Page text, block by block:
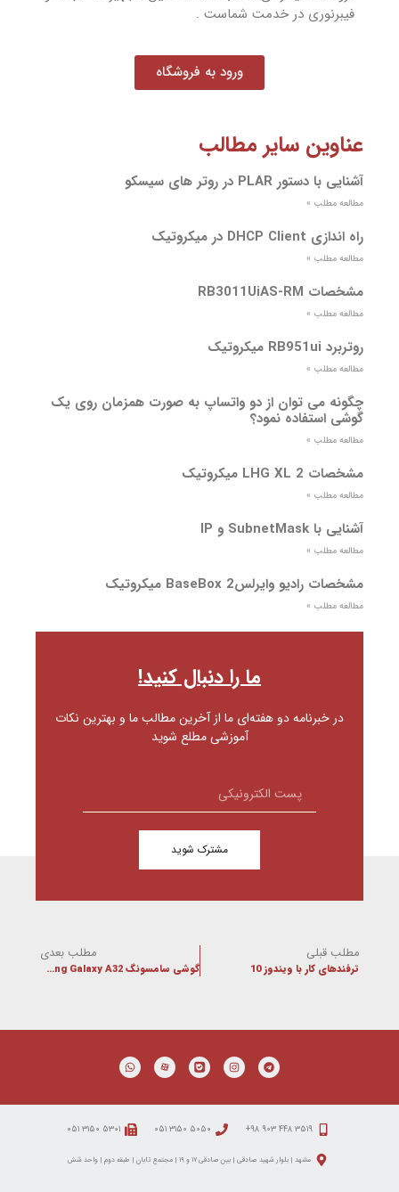
فیبرنوری در خدمت شماست .
ورود به فروشگاه
عناوین سایر مطالب
آشنایی با دستور PLAR در روتر های سیسکو
مطالعه مطلب »
راه اندازی DHCP Client در میکروتیک
مطالعه مطلب »
مشخصات RB3011UiAS-RM
مطالعه مطلب »
روتربرد RB951ui میکروتیک
مطالعه مطلب »
چگونه می توان از دو واتساپ به صورت همزمان روی یک
گوشی استفاده نمود؟
مطالعه مطلب »
مشخصات LHG XL 2 میکروتیک
مطالعه مطلب »
آشنایی با SubnetMask و IP
مطالعه مطلب »
مشخصات رادیو وایرلسBaseBox 2 میکروتیک
مطالعه مطلب »
ما را دنبال کنید!
در خبرنامه دو هفته‌ای ما از آخرین مطالب ما و بهترین نکات
آموزشی مطلع شوید
مشترک شوید
مطلب قبلی
ترفندهای کار با ویندوز 10
مطلب بعدی
گوشی سامسونگ Samsung Galaxy A32
۳۵۱۹ ۴۴۸ ۹۰۳ ۹۸+ ۵۰۵۰ ۳۱۵۰ ۰۵۱ ۵۳۰۱ ۳۱۵۰ ۰۵۱
مشهد | بلوار شهید صادقی | بین صادقی ۱۷ و ۱۹ | مجتمع تابان | طبقه دوم | واحد شش